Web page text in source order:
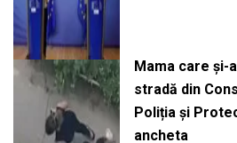
Mama care și-
stradă din
Poliția și
ancheta